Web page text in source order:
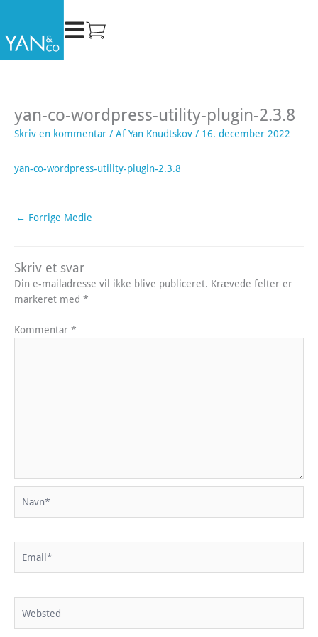
indholdet
yan-co-wordpress-utility-plugin-2.3.8
Skriv en kommentar / Af Yan Knudtskov / 16. december 2022
yan-co-wordpress-utility-plugin-2.3.8
← Forrige Medie
Skriv et svar
Din e-mailadresse vil ikke blive publiceret. Krævede felter er
markeret med *
Kommentar *